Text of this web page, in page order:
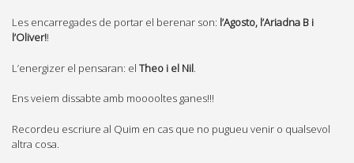
Les encarregades de portar el berenar son: l’Agosto, l’Ariadna B i
l’Oliver!!
L’energizer el pensaran: el Theo i el Nil
Ens veiem dissabte amb mooooltes ganes!!!
Recordeu escriure al Quim en cas que no pugueu venir o qualsevol
altra cosa.